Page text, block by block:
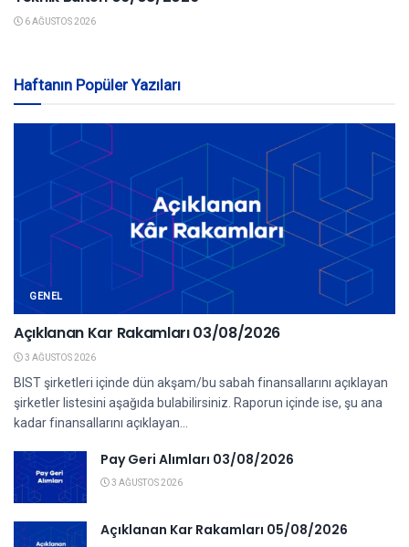
6 AĞUSTOS 2026
Haftanın Popüler Yazıları
GENEL
Açıklanan Kar Rakamları 03/08/2026
3 AĞUSTOS 2026
BIST şirketleri içinde dün akşam/bu sabah finansallarını açıklayan
şirketler listesini aşağıda bulabilirsiniz. Raporun içinde ise, şu ana
kadar finansallarını açıklayan...
Pay Geri Alımları 03/08/2026
3 AĞUSTOS 2026
Açıklanan Kar Rakamları 05/08/2026